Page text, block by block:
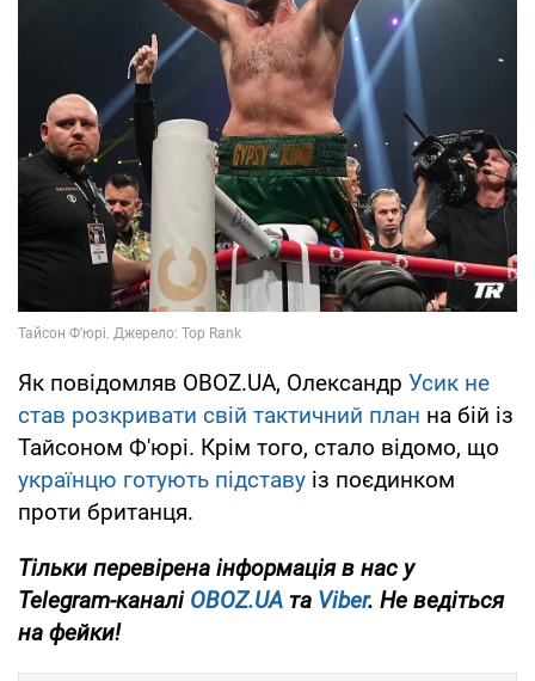
Як повідомляв OBOZ.UA, Олександр Усик не
став розкривати свій тактичний план на бій із
Тайсоном Ф'юрі. Крім того, стало відомо, що
українцю готують підставу із поєдинком
проти британця.
Тільки перевірена інформація в нас у
Telegram-каналі OBOZ.UA та Viber. Не ведіться
на фейки!